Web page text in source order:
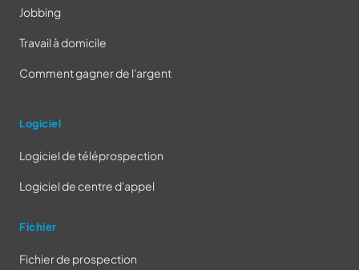
Jobbing
Travail à domicile
Comment gagner de l'argent
Logiciel
Logiciel de téléprospection
Logiciel de centre d'appel
Fichier
Fichier de prospection